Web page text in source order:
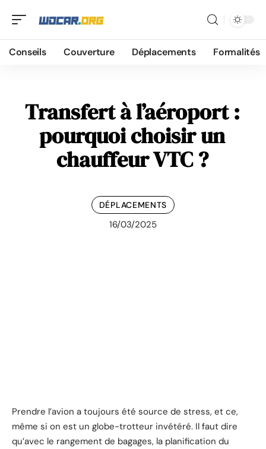
Conseils Couverture Déplacements Formalités
Transfert à l’aéroport :
pourquoi choisir un
chauffeur VTC ?
DÉPLACEMENTS
16/03/2025
Prendre l’avion a toujours été source de stress, et ce,
même si on est un globe-trotteur invétéré. Il faut dire
qu’avec le rangement de bagages, la planification du